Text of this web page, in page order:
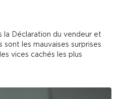
la Déclaration du vendeur et
les mauvaises surprises
vices cachés les plus